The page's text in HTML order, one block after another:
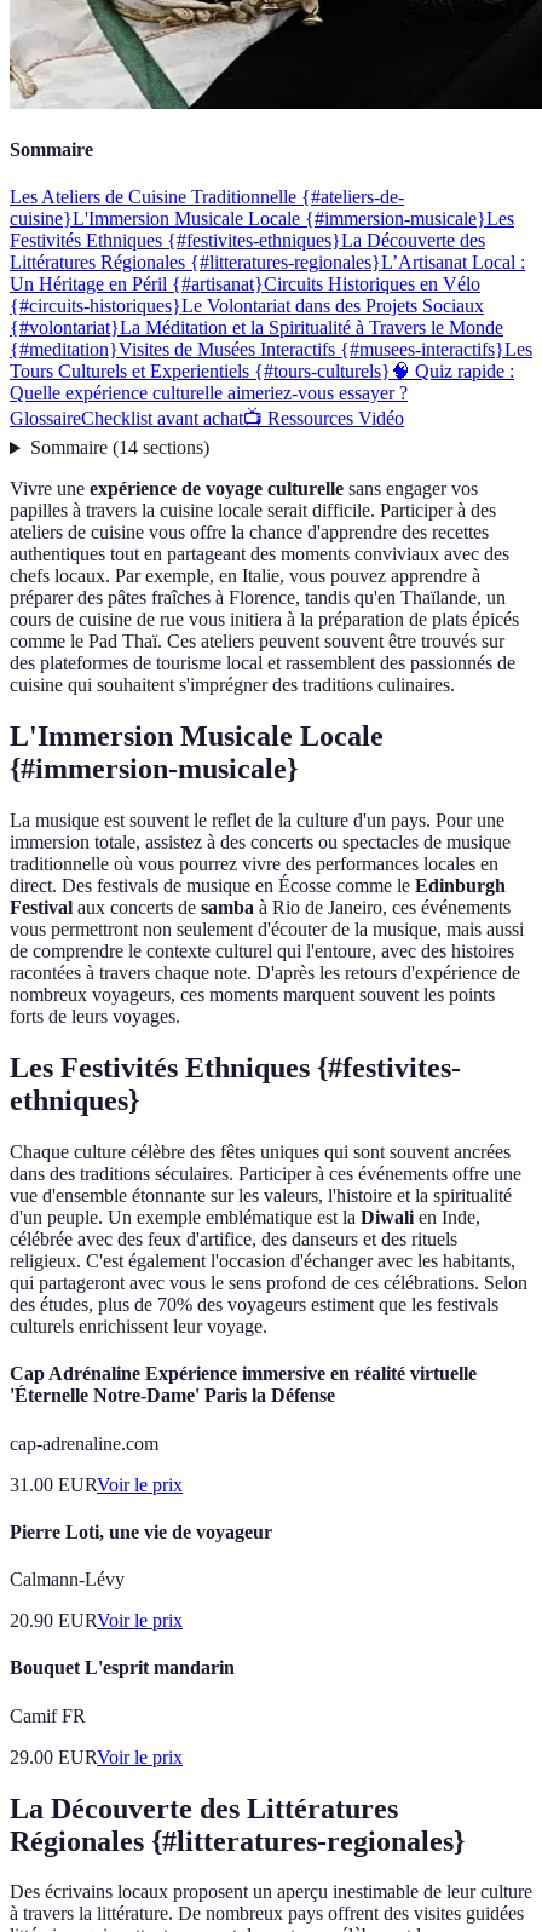
Sommaire
Les Ateliers de Cuisine Traditionnelle {#ateliers-de-
cuisine}L'Immersion Musicale Locale {#immersion-musicale}Les
Festivités Ethniques {#festivites-ethniques}La Découverte des
Littératures Régionales {#litteratures-regionales}L’Artisanat Local :
Un Héritage en Péril {#artisanat}Circuits Historiques en Vélo
{#circuits-historiques}Le Volontariat dans des Projets Sociaux
{#volontariat}La Méditation et la Spiritualité à Travers le Monde
{#meditation}Visites de Musées Interactifs {#musees-interactifs}Les
Tours Culturels et Experientiels {#tours-culturels}🧠 Quiz rapide :
Quelle expérience culturelle aimeriez-vous essayer ?
GlossaireChecklist avant achat📺 Ressources Vidéo
Sommaire(14 sections)
Vivre une expérience de voyage culturelle sans engager vos
papilles à travers la cuisine locale serait difficile. Participer à des
ateliers de cuisine vous offre la chance d'apprendre des recettes
authentiques tout en partageant des moments conviviaux avec des
chefs locaux. Par exemple, en Italie, vous pouvez apprendre à
préparer des pâtes fraîches à Florence, tandis qu'en Thaïlande, un
cours de cuisine de rue vous initiera à la préparation de plats épicés
comme le Pad Thaï. Ces ateliers peuvent souvent être trouvés sur
des plateformes de tourisme local et rassemblent des passionnés de
cuisine qui souhaitent s'imprégner des traditions culinaires.
L'Immersion Musicale Locale
{#immersion-musicale}
La musique est souvent le reflet de la culture d'un pays. Pour une
immersion totale, assistez à des concerts ou spectacles de musique
traditionnelle où vous pourrez vivre des performances locales en
direct. Des festivals de musique en Écosse comme le Edinburgh
Festival aux concerts de samba à Rio de Janeiro, ces événements
vous permettront non seulement d'écouter de la musique, mais aussi
de comprendre le contexte culturel qui l'entoure, avec des histoires
racontées à travers chaque note. D'après les retours d'expérience de
nombreux voyageurs, ces moments marquent souvent les points
forts de leurs voyages.
Les Festivités Ethniques {#festivites-
ethniques}
Chaque culture célèbre des fêtes uniques qui sont souvent ancrées
dans des traditions séculaires. Participer à ces événements offre une
vue d'ensemble étonnante sur les valeurs, l'histoire et la spiritualité
d'un peuple. Un exemple emblématique est la Diwali en Inde,
célébrée avec des feux d'artifice, des danseurs et des rituels
religieux. C'est également l'occasion d'échanger avec les habitants,
qui partageront avec vous le sens profond de ces célébrations. Selon
des études, plus de 70% des voyageurs estiment que les festivals
culturels enrichissent leur voyage.
Cap Adrénaline Expérience immersive en réalité virtuelle
'Éternelle Notre-Dame' Paris la Défense
cap-adrenaline.com
31.00 EURVoir le prix
Pierre Loti, une vie de voyageur
Calmann-Lévy
20.90 EURVoir le prix
Bouquet L'esprit mandarin
Camif FR
29.00 EURVoir le prix
La Découverte des Littératures
Régionales {#litteratures-regionales}
Des écrivains locaux proposent un aperçu inestimable de leur culture
à travers la littérature. De nombreux pays offrent des visites guidées